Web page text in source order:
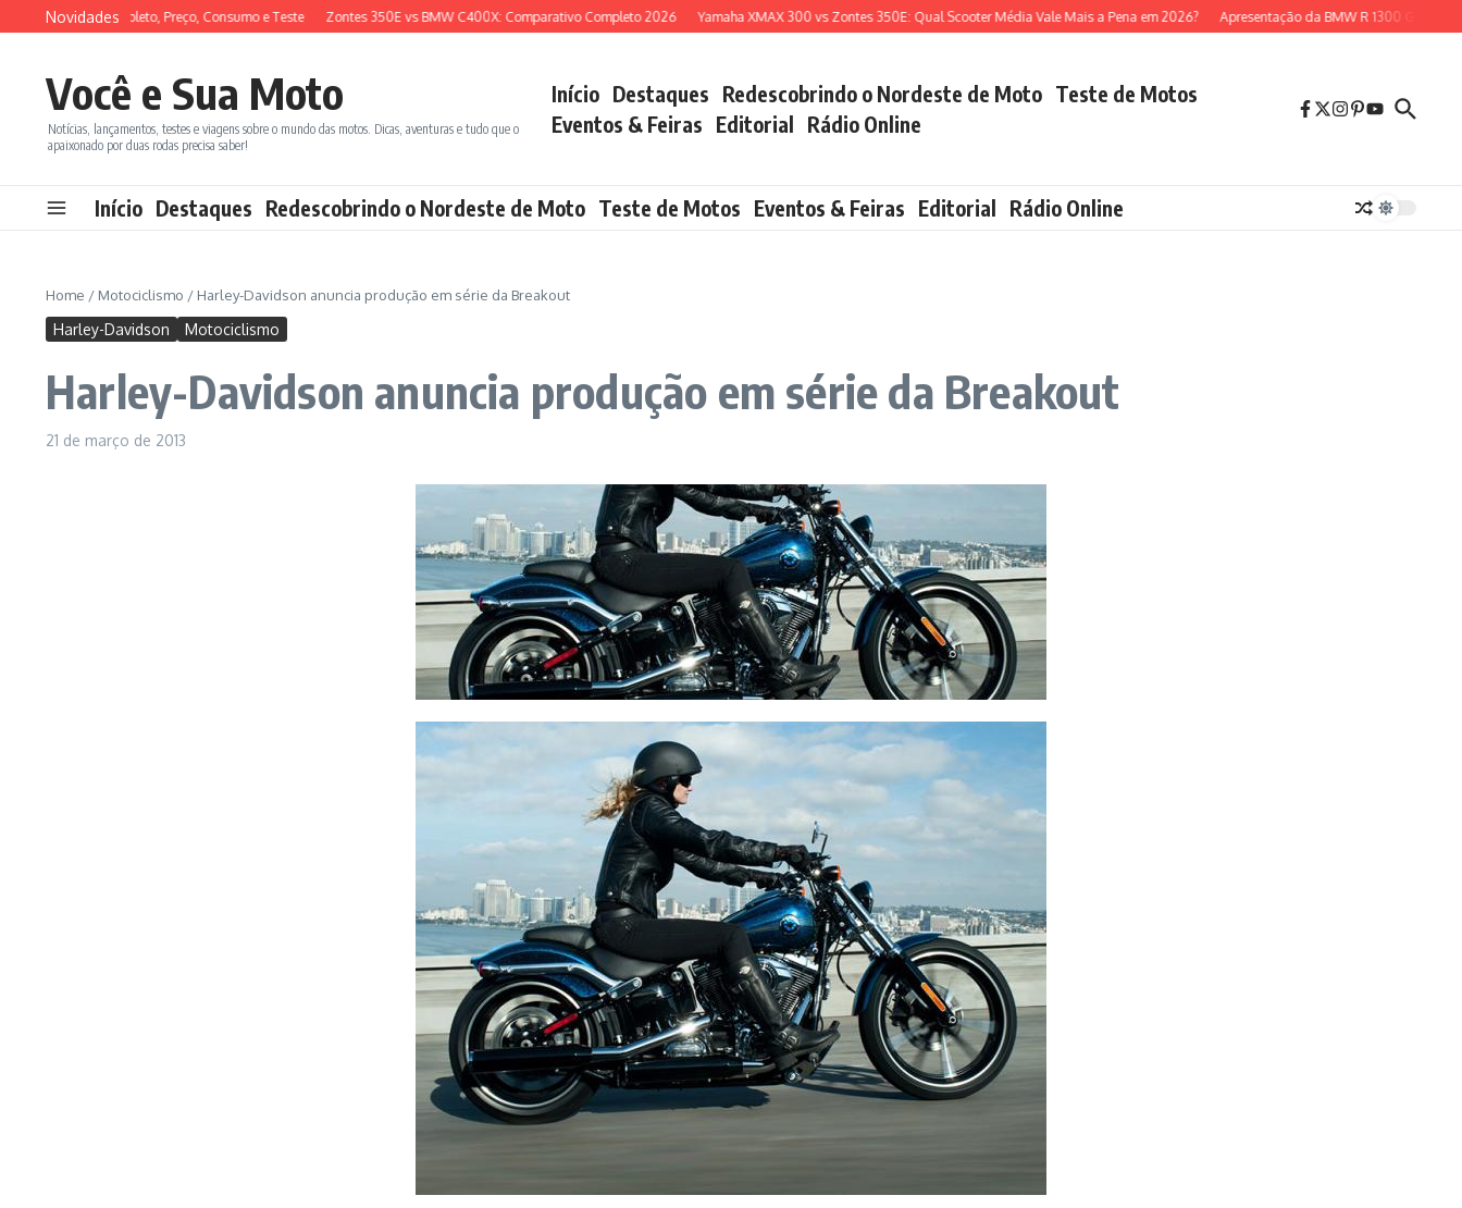
Ir para o conteúdo
Novidades
Review Completo, Preço, Consumo e Teste Zontes 350E vs BMW C400X: Comparativo Completo 2026 Yamaha XMAX 300 vs Zontes 350E: Qual Scooter Média Vale Mais a Pena em 2026? Apresentação da BMW R 1300 GS (modelo
Você e Sua Moto
Notícias, lançamentos, testes e viagens sobre o mundo das motos. Dicas, aventuras e tudo que o
apaixonado por duas rodas precisa saber!
Início Destaques Redescobrindo o Nordeste de Moto Teste de Motos
Eventos & Feiras Editorial Rádio Online
Início Destaques Redescobrindo o Nordeste de Moto Teste de Motos Eventos & Feiras Editorial Rádio Online
Home / Motociclismo / Harley-Davidson anuncia produção em série da Breakout
Harley-Davidson Motociclismo
Harley-Davidson anuncia produção em série da Breakout
21 de março de 2013